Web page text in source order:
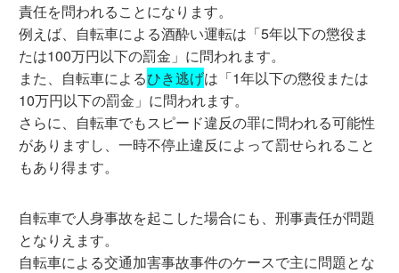
責任を問われることになります。
例えば、自転車による酒酔い運転は「5年以下の懲役ま
たは100万円以下の罰金」に問われます。
また、自転車によるひき逃げは「1年以下の懲役または
10万円以下の罰金」に問われます。
さらに、自転車でもスピード違反の罪に問われる可能性
がありますし、一時不停止違反によって罰せられること
もあり得ます。
自転車で人身事故を起こした場合にも、刑事責任が問題
となりえます。
自転車による交通加害事故事件のケースで主に問題とな